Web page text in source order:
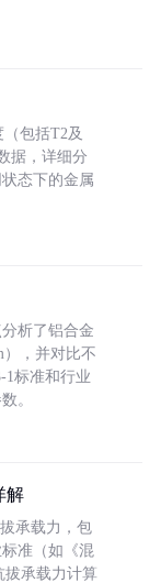
包括T2及
据，详细分
态下的金属
析了铝合金
），并对比不
1标准和行业
。
解
承载力，包
准（如《混
拔承载力计算